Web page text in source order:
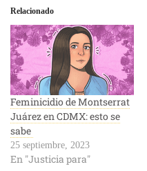
Relacionado
Feminicidio de Montserrat
Juárez en CDMX: esto se
sabe
25 septiembre, 2023
En "Justicia para"